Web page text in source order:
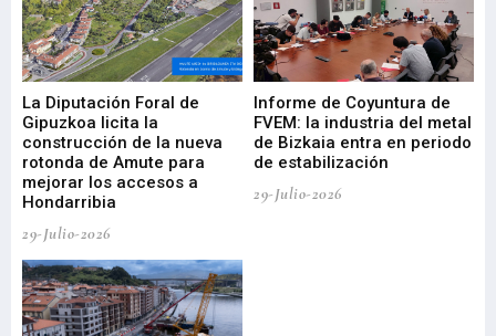
La Diputación Foral de
Gipuzkoa licita la
construcción de la nueva
rotonda de Amute para
mejorar los accesos a
Hondarribia
29-Julio-2026
Informe de Coyuntura de
FVEM: la industria del metal
de Bizkaia entra en periodo
de estabilización
29-Julio-2026